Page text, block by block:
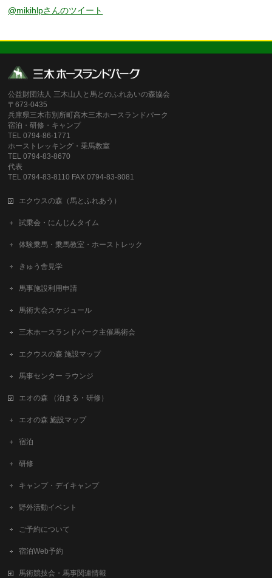
@mikihlpさんのツイート
公益財団法人 三木山人と馬とのふれあいの森協会
〒673-0435
兵庫県三木市別所町高木三木ホースランドパーク
宿泊・研修・キャンプ
TEL 0794-86-1771
ホーストレッキング・乗馬教室
TEL 0794-83-8670
代表
TEL 0794-83-8110 FAX 0794-83-8081
エクウスの森（馬とふれあう）
試乗会・にんじんタイム
体験乗馬・乗馬教室・ホーストレック
きゅう舎見学
馬事施設利用申請
馬術大会スケジュール
三木ホースランドパーク主催馬術会
エクウスの森 施設マップ
馬事センター ラウンジ
エオの森 （泊まる・研修）
エオの森 施設マップ
宿泊
研修
キャンプ・デイキャンプ
野外活動イベント
ご予約について
宿泊Web予約
馬術競技会・馬事関連情報